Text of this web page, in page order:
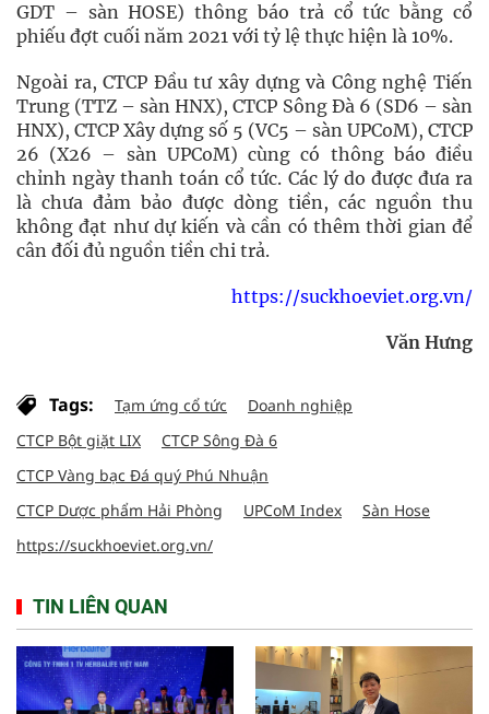
GDT – sàn HOSE) thông báo trả cổ tức bằng cổ
phiếu đợt cuối năm 2021 với tỷ lệ thực hiện là 10%.
Ngoài ra, CTCP Đầu tư xây dựng và Công nghệ Tiến
Trung (TTZ – sàn HNX), CTCP Sông Đà 6 (SD6 – sàn
HNX), CTCP Xây dựng số 5 (VC5 – sàn UPCoM), CTCP
26 (X26 – sàn UPCoM) cùng có thông báo điều
chỉnh ngày thanh toán cổ tức. Các lý do được đưa ra
là chưa đảm bảo được dòng tiền, các nguồn thu
không đạt như dự kiến và cần có thêm thời gian để
cân đối đủ nguồn tiền chi trả.
https://suckhoeviet.org.vn/
Văn Hưng
Tags: Tạm ứng cổ tức
Doanh nghiệp
CTCP Bột giặt LIX
CTCP Sông Đà 6
CTCP Vàng bạc Đá quý Phú Nhuận
CTCP Dược phẩm Hải Phòng
UPCoM Index
Sàn Hose
https://suckhoeviet.org.vn/
TIN LIÊN QUAN